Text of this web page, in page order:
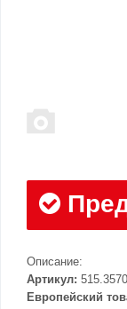
Описание:
Артикул:
Европейский